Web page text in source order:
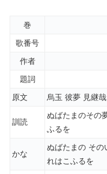
巻
歌番号
作者
題詞
原文
烏玉 彼夢 見継
訓読
ぬばたまのその
ふるを
かな
ぬばたまの その
れはこふるを